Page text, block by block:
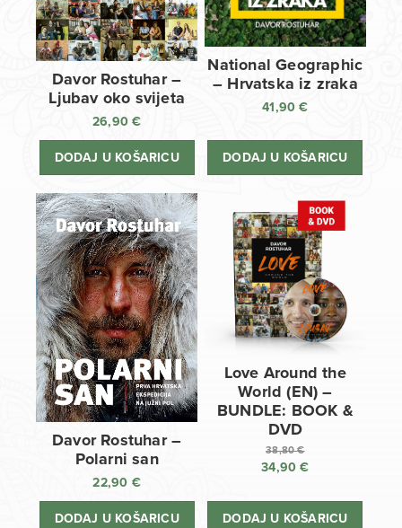
Davor Rostuhar –
Ljubav oko svijeta
26,90€
DODAJ U KOŠARICU
National Geographic
– Hrvatska iz zraka
41,90€
DODAJ U KOŠARICU
Davor Rostuhar –
Polarni san
22,90 €
DODAJ U KOŠARICU
Love Around the
World (EN) –
BUNDLE: BOOK &
DVD
38,80€
Izvorna
bila
34,90€
cijena
DODAJ U KOŠARICU